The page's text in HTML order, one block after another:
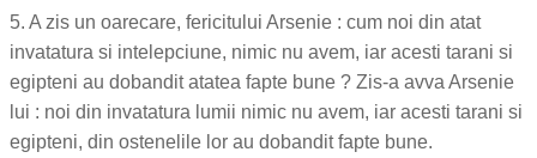
5. A zis un oarecare, fericitului Arsenie : cum noi din atat
invatatura si intelepciune, nimic nu avem, iar acesti tarani si
egipteni au dobandit atatea fapte bune ? Zis-a avva Arsenie
lui : noi din invatatura lumii nimic nu avem, iar acesti tarani si
egipteni, din ostenelile lor au dobandit fapte bune.